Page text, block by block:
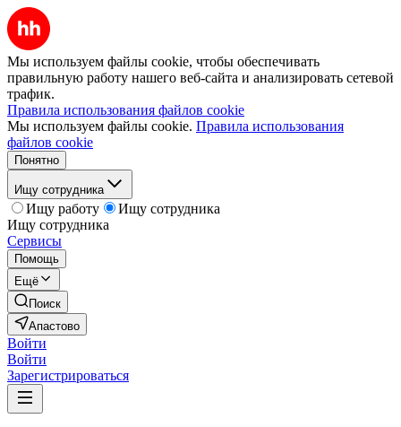
Мы используем файлы cookie, чтобы обеспечивать
правильную работу нашего веб-сайта и анализировать сетевой
трафик.
Правила использования файлов cookie
Мы используем файлы cookie. Правила использования
файлов cookie
Понятно
Ищу сотрудника
Ищу работу
Ищу сотрудника
Ищу сотрудника
Сервисы
Помощь
Ещё
Поиск
Апастово
Войти
Войти
Зарегистрироваться